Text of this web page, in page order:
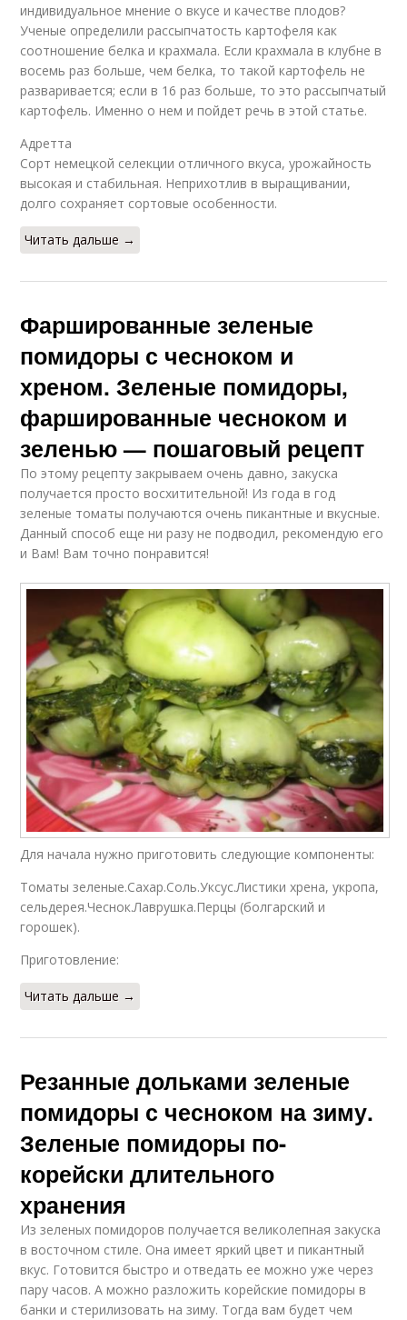
индивидуальное мнение о вкусе и качестве плодов?
Ученые определили рассыпчатость картофеля как
соотношение белка и крахмала. Если крахмала в клубне в
восемь раз больше, чем белка, то такой картофель не
разваривается; если в 16 раз больше, то это рассыпчатый
картофель. Именно о нем и пойдет речь в этой статье.
Адретта
Сорт немецкой селекции отличного вкуса, урожайность
высокая и стабильная. Неприхотлив в выращивании,
долго сохраняет сортовые особенности.
Читать дальше →
Фаршированные зеленые
помидоры с чесноком и
хреном. Зеленые помидоры,
фаршированные чесноком и
зеленью — пошаговый рецепт
По этому рецепту закрываем очень давно, закуска
получается просто восхитительной! Из года в год
зеленые томаты получаются очень пикантные и вкусные.
Данный способ еще ни разу не подводил, рекомендую его
и Вам! Вам точно понравится!
Для начала нужно приготовить следующие компоненты:
Томаты зеленые.Сахар.Соль.Уксус.Листики хрена, укропа,
сельдерея.Чеснок.Лаврушка.Перцы (болгарский и
горошек).
Приготовление:
Читать дальше →
Резанные дольками зеленые
помидоры с чесноком на зиму.
Зеленые помидоры по-
корейски длительного
хранения
Из зеленых помидоров получается великолепная закуска
в восточном стиле. Она имеет яркий цвет и пикантный
вкус. Готовится быстро и отведать ее можно уже через
пару часов. А можно разложить корейские помидоры в
банки и стерилизовать на зиму. Тогда вам будет чем